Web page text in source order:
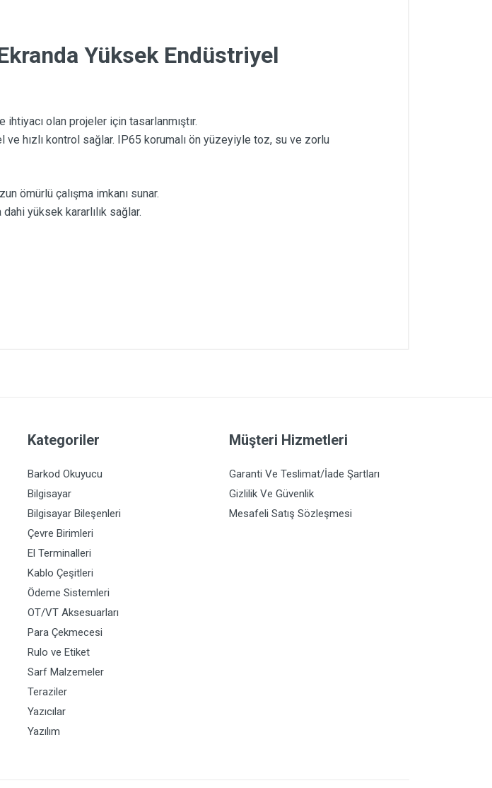
Yüksek Endüstriyel
olan projeler için tasarlanmıştır.
hızlı kontrol sağlar. IP65 korumalı ön yüzeyiyle toz, su ve zorlu
ömürlü çalışma imkanı sunar.
yüksek kararlılık sağlar.
Kategoriler
Barkod Okuyucu
Bilgisayar
Bilgisayar Bileşenleri
Çevre Birimleri
El Terminalleri
Kablo Çeşitleri
Ödeme Sistemleri
OT/VT Aksesuarları
Para Çekmecesi
Rulo ve Etiket
Sarf Malzemeler
Teraziler
Yazıcılar
Yazılım
Müşteri Hizmetleri
Garanti Ve Teslimat/İade Şartları
Gizlilik Ve Güvenlik
Mesafeli Satış Sözleşmesi